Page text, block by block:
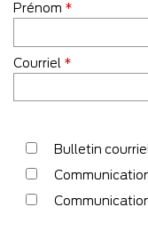
Prénom *
Courriel *
Bulletin